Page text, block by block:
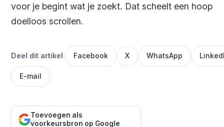
voor je begint wat je zoekt. Dat scheelt een hoop
doelloos scrollen.
Deel dit artikel Facebook X WhatsApp
E-mail
Toevoegen als
voorkeursbron op Google